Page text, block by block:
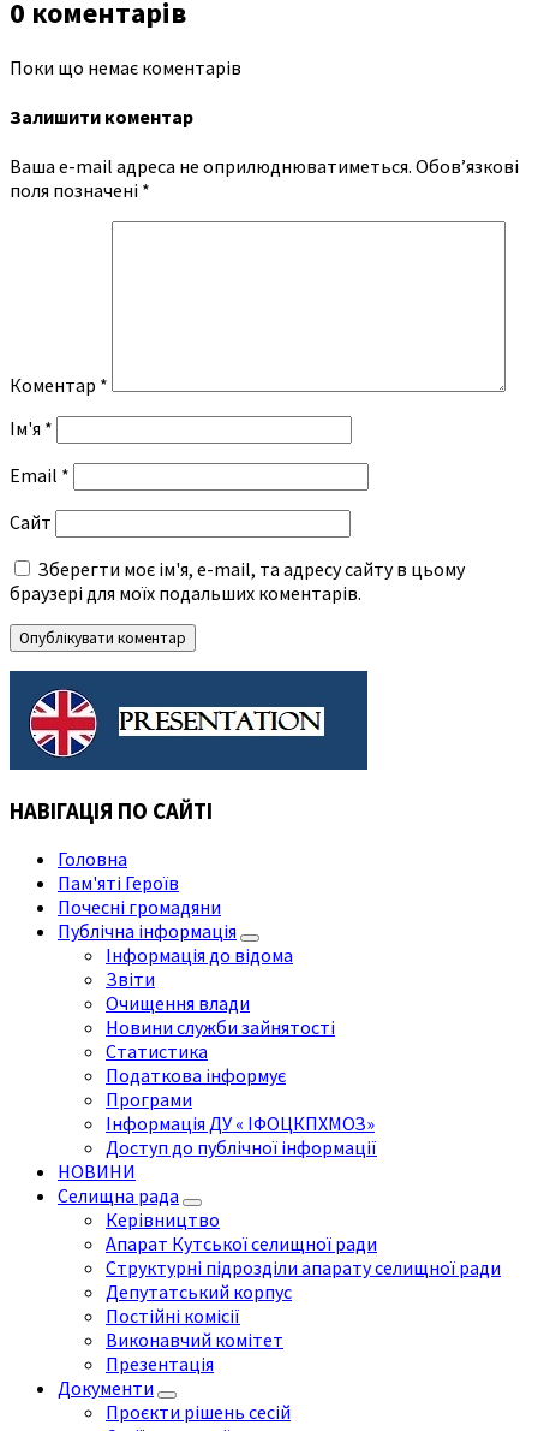
0 коментарів
Поки що немає коментарів
Залишити коментар
Ваша e-mail адреса не оприлюднюватиметься. Обов’язкові
поля позначені *
Коментар *
Ім'я *
Email *
Сайт
Зберегти моє ім'я, e-mail, та адресу сайту в цьому
браузері для моїх подальших коментарів.
НАВІГАЦІЯ ПО САЙТІ
Головна
Пам'яті Героїв
Почесні громадяни
Публічна інформація
Інформація до відома
Звіти
Очищення влади
Новини служби зайнятості
Статистика
Податкова інформує
Програми
Інформація ДУ « ІФОЦКПХМОЗ»
Доступ до публічної інформації
НОВИНИ
Селищна рада
Керівництво
Апарат Кутської селищної ради
Структурні підрозділи апарату селищної ради
Депутатський корпус
Постійні комісії
Виконавчий комітет
Презентація
Документи
Проєкти рішень сесій